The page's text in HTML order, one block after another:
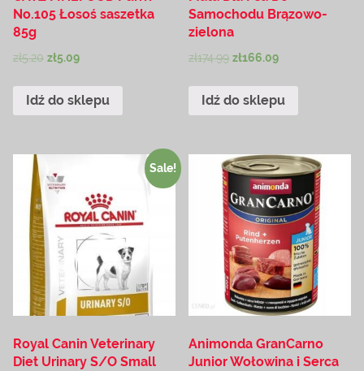
No.105 Łosoś saszetka
85g
zł5.20 zł5.09
Idź do sklepu
Samochodu Brązowo-
zielona
zł174.99 zł166.09
Idź do sklepu
Sale!
Royal Canin Veterinary
Diet Urinary S/O Small
Animonda GranCarno
Junior Wołowina i Serca